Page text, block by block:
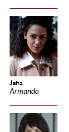
Jahz
Armando